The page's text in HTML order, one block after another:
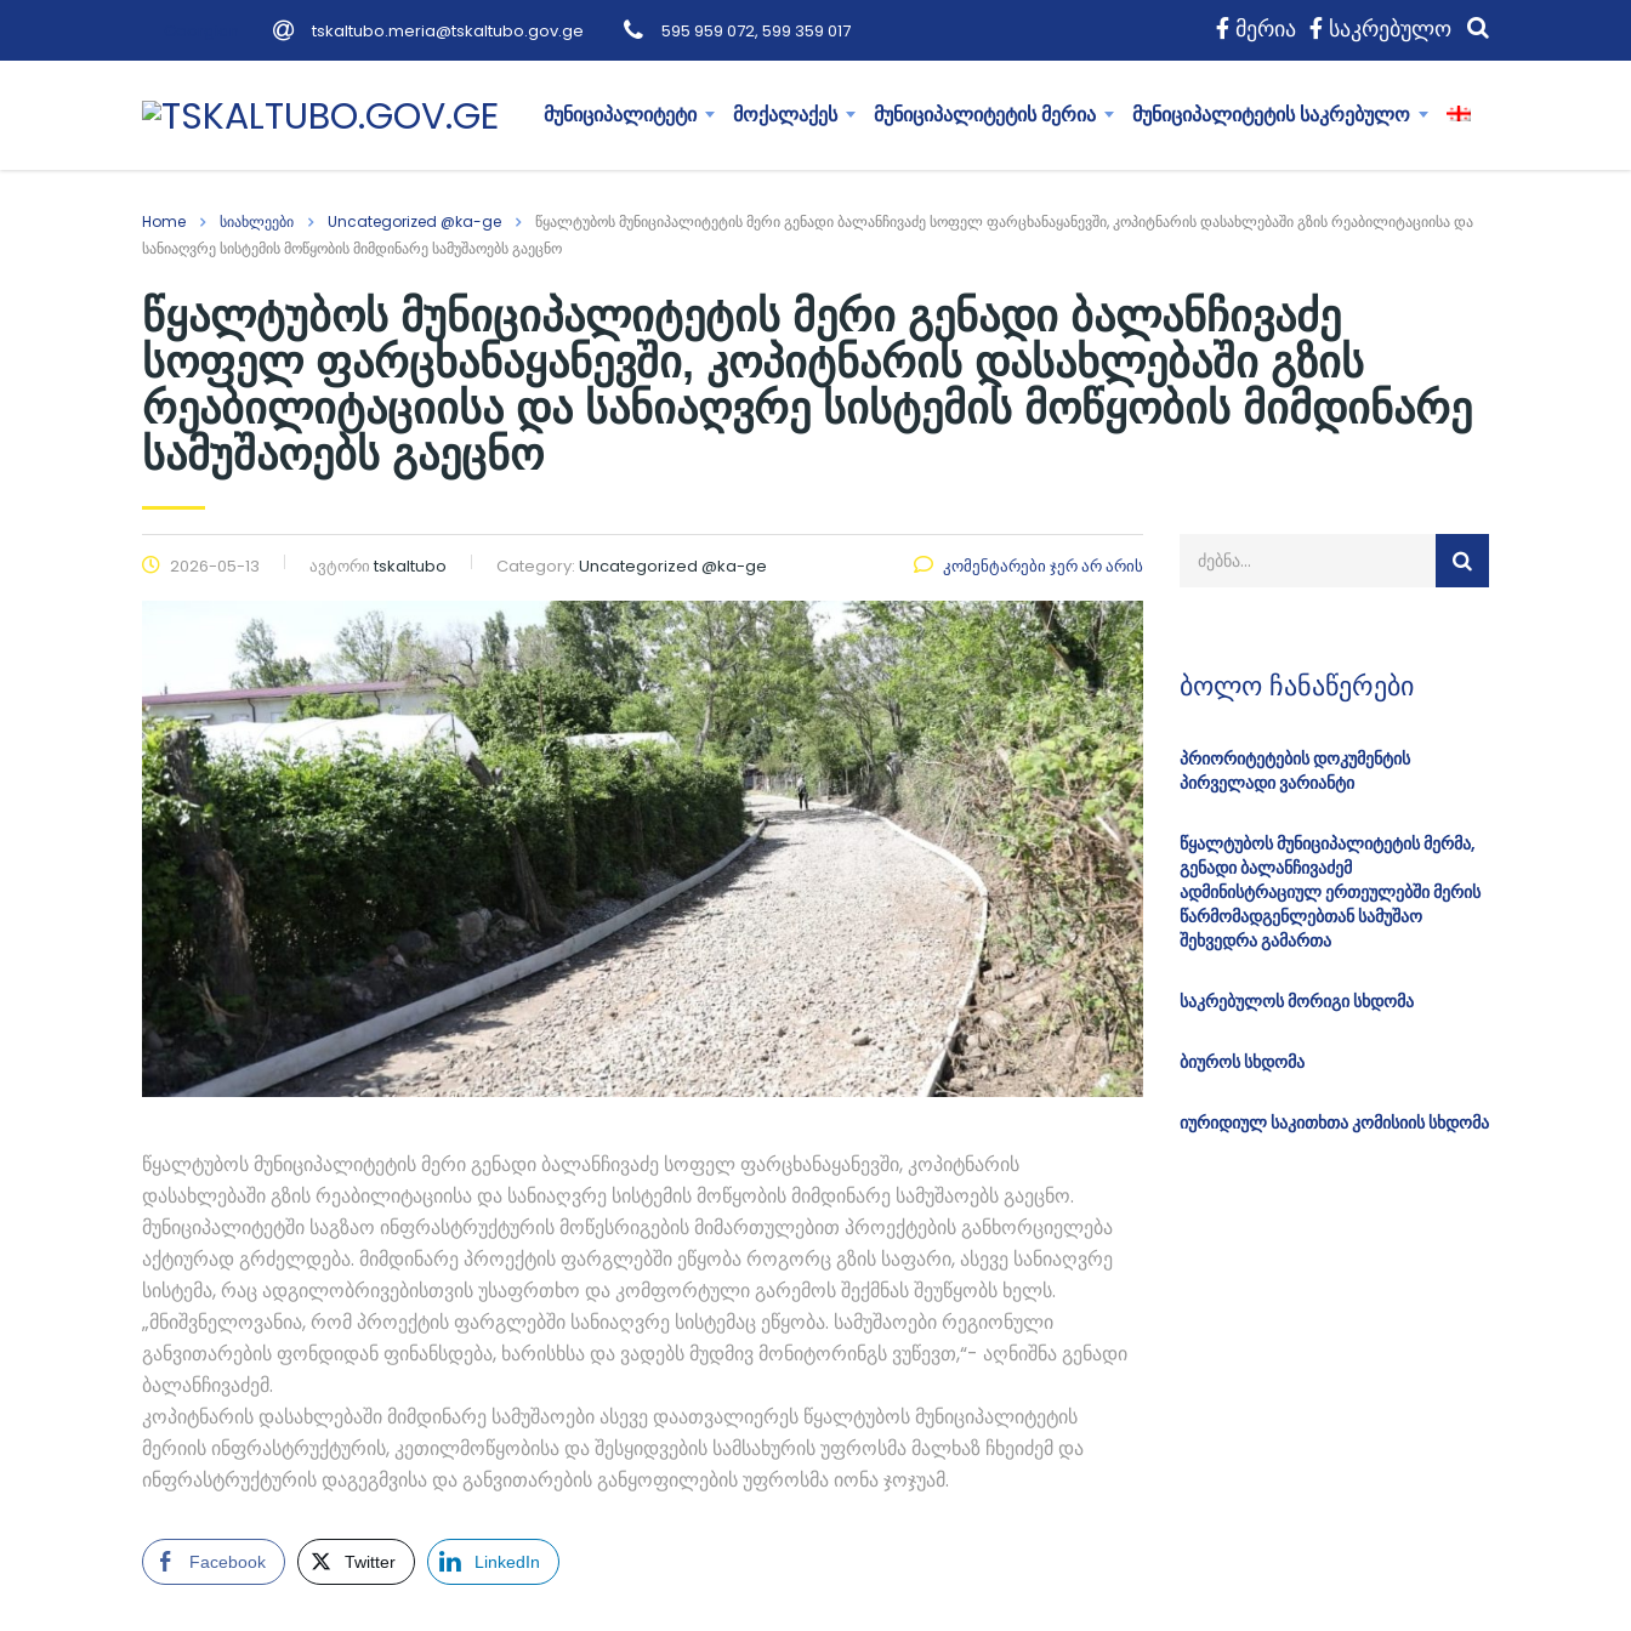
tskaltubo.meria@tskaltubo.gov.ge 595 959 072, 599 359 017 მერია საკრებულო
მუნიციპალიტეტი მოქალაქეს მუნიციპალიტეტის მერია მუნიციპალიტეტის საკრებულო
Home სიახლეები Uncategorized @ka-ge
წყალტუბოს მუნიციპალიტეტის მერი გენადი ბალანჩივაძე სოფელ ფარცხანაყანევში, კოპიტნარის დასახლებაში გზის რეაბილიტაციისა და
სანიაღვრე სისტემის მოწყობის მიმდინარე სამუშაოებს გაეცნო
წყალტუბოს მუნიციპალიტეტის მერი გენადი ბალანჩივაძე
სოფელ ფარცხანაყანევში, კოპიტნარის დასახლებაში გზის
რეაბილიტაციისა და სანიაღვრე სისტემის მოწყობის მიმდინარე
სამუშაოებს გაეცნო
2026-05-13 ავტორიtskaltubo Category: Uncategorized @ka-ge კომენტარები ჯერ არ არის
წყალტუბოს მუნიციპალიტეტის მერი გენადი ბალანჩივაძე სოფელ ფარცხანაყანევში, კოპიტნარის
დასახლებაში გზის რეაბილიტაციისა და სანიაღვრე სისტემის მოწყობის მიმდინარე სამუშაოებს გაეცნო.
მუნიციპალიტეტში საგზაო ინფრასტრუქტურის მოწესრიგების მიმართულებით პროექტების განხორციელება
აქტიურად გრძელდება. მიმდინარე პროექტის ფარგლებში ეწყობა როგორც გზის საფარი, ასევე სანიაღვრე
სისტემა, რაც ადგილობრივებისთვის უსაფრთხო და კომფორტული გარემოს შექმნას შეუწყობს ხელს.
„მნიშვნელოვანია, რომ პროექტის ფარგლებში სანიაღვრე სისტემაც ეწყობა. სამუშაოები რეგიონული
განვითარების ფონდიდან ფინანსდება, ხარისხსა და ვადებს მუდმივ მონიტორინგს ვუწევთ,“- აღნიშნა გენადი
ბალანჩივაძემ.
კოპიტნარის დასახლებაში მიმდინარე სამუშაოები ასევე დაათვალიერეს წყალტუბოს მუნიციპალიტეტის
მერიის ინფრასტრუქტურის, კეთილმოწყობისა და შესყიდვების სამსახურის უფროსმა მალხაზ ჩხეიძემ და
ინფრასტრუქტურის დაგეგმვისა და განვითარების განყოფილების უფროსმა იონა ჯოჯუამ.
Facebook Twitter LinkedIn
ბოლო ჩანაწერები
პრიორიტეტების დოკუმენტის
პირველადი ვარიანტი
წყალტუბოს მუნიციპალიტეტის მერმა,
გენადი ბალანჩივაძემ
ადმინისტრაციულ ერთეულებში მერის
წარმომადგენლებთან სამუშაო
შეხვედრა გამართა
საკრებულოს მორიგი სხდომა
ბიუროს სხდომა
იურიდიულ საკითხთა კომისიის სხდომა